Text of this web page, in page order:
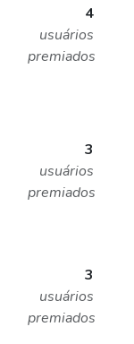
4
usuários
premiados
3
usuários
premiados
3
usuários
premiados